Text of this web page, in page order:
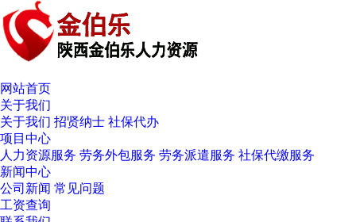
网站首页
关于我们
关于我们 招贤纳士 社保代办
项目中心
人力资源服务 劳务外包服务 劳务派遣服务 社保代缴服务
新闻中心
公司新闻 常见问题
工资查询